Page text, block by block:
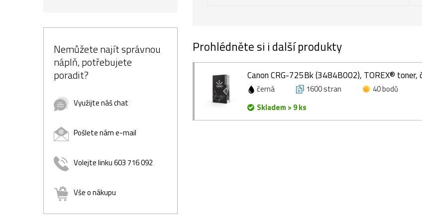
Nemůžete najít správnou
náplň, potřebujete
poradit?
Využijte náš chat
Pošlete nám e-mail
Volejte linku 603 716 092
Vše o nákupu
Prohlédněte si i další produkty
Canon CRG-725Bk (3484B002), TOREX® toner,
černá 1600 stran
40 bodů
Skladem > 9 ks